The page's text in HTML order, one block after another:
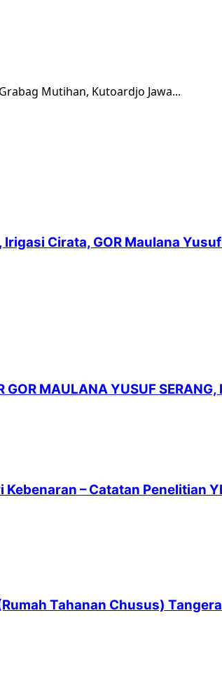
Mutihan, Kutoardjo Jawa...
Cirata, GOR Maulana
MAULANA YUSUF SERANG,
– Catatan Penelitian
Tahanan Chusus)